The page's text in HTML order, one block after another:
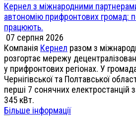
Кернел з міжнародними
автономію прифронтових громад:
працюють.
07 серпня 2026
Компанія Кернел разом з
розгортає мережу
у прифронтових регіонах. У
Чернігівської та Полтавської
перші 7 сонячних електростанцій
345 кВт.
Більше інформації